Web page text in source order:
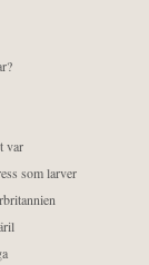
var
som larver